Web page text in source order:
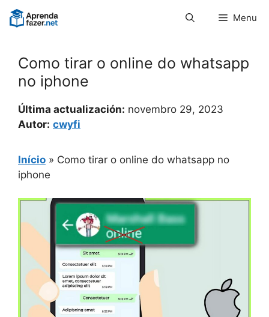
Pular
para
Menu
Como tirar o online do whatsapp
no iphone
Última actualización: novembro 29, 2023
Autor: cwyfi
Início » Como tirar o online do whatsapp no
iphone